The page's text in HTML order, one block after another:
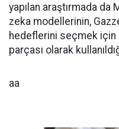
yapılan araştırmada da
zeka modellerinin,
hedeflerini seçmek için
parçası olarak
aa